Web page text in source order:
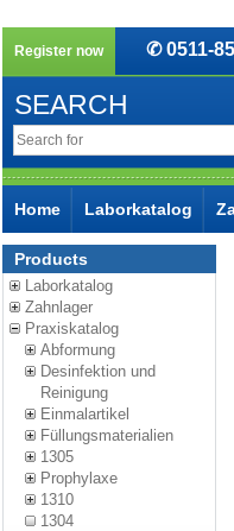
Register now ✆ 0511-
SEARCH
Home Laborkatalog
Products
Laborkatalog
Zahnlager
Praxiskatalog
Abformung
Desinfektion und
Reinigung
Einmalartikel
Füllungsmaterialien
1305
Prophylaxe
1310
1304